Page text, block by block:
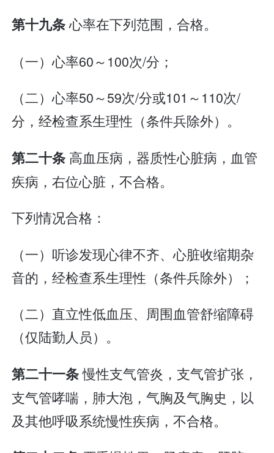
第十九条心率在下列范围，合格。
（一）心率60～100次/分；
（二）心率50～59次/分或101～110次/
分，经检查系生理性（条件兵除外）。
第二十条 高血压病，器质性心脏病，血管
疾病，右位心脏，不合格。
下列情况合格：
（一）听诊发现心律不齐、心脏收缩期杂
音的，经检查系生理性（条件兵除外）；
（二）直立性低血压、周围血管舒缩障碍
（仅陆勤人员）。
第二十一条慢性支气管炎，支气管扩张，
支气管哮喘，肺大泡，气胸及气胸史，以
及其他呼吸系统慢性疾病，不合格。